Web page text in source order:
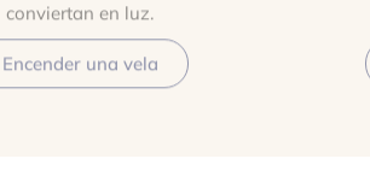
conviertan en luz.
Encender una vela